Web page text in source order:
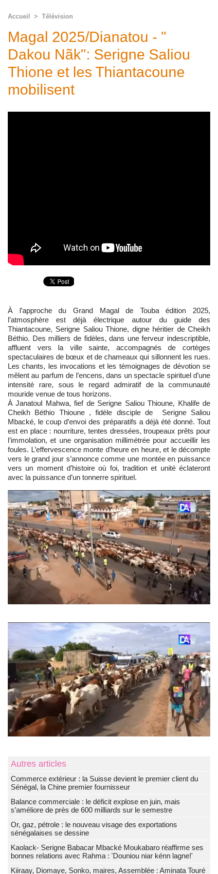
Accueil > Télévision
Magal 2025/Dianatou - "
Dakou Nãk": Serigne Saliou
Thione et les Thiantacoune
mobilisent
À l’approche du Grand Magal de Touba édition 2025,
l’atmosphère est déjà électrique autour du guide des
Thiantacoune, Serigne Saliou Thione, digne héritier de Cheikh
Béthio. Des milliers de fidèles, dans une ferveur indescriptible,
affluent vers la ville sainte, accompagnés de cortèges
spectaculaires de bœux et de chameaux qui sillonnent les rues.
Les chants, les invocations et les témoignages de dévotion se
mêlent au parfum de l’encens, dans un spectacle spirituel d’une
intensité rare, sous le regard admiratif de la communauté
mouride venue de tous horizons.
À Janatoul Mahwa, fief de Serigne Saliou Thioune, Khalife de
Cheikh Béthio Thioune , fidèle disciple de Serigne Saliou
Mbacké, le coup d’envoi des préparatifs a déjà été donné. Tout
est en place : nourriture, tentes dressées, troupeaux prêts pour
l’immolation, et une organisation millimétrée pour accueillir les
foules. L’effervescence monte d’heure en heure, et le décompte
vers le grand jour s’annonce comme une montée en puissance
vers un moment d’histoire où foi, tradition et unité éclateront
avec la puissance d’un tonnerre spirituel.
Autres articles
Commerce extérieur : la Suisse devient le premier client du
Sénégal, la Chine premier fournisseur
Balance commerciale : le déficit explose en juin, mais
s’améliore de près de 600 milliards sur le semestre
Or, gaz, pétrole : le nouveau visage des exportations
sénégalaises se dessine
Kaolack- Serigne Babacar Mbacké Moukabaro réaffirme ses
bonnes relations avec Rahma : 'Douniou niar kénn lagne!'
Kiiraay, Diomaye, Sonko, maires, Assemblée : Aminata Touré